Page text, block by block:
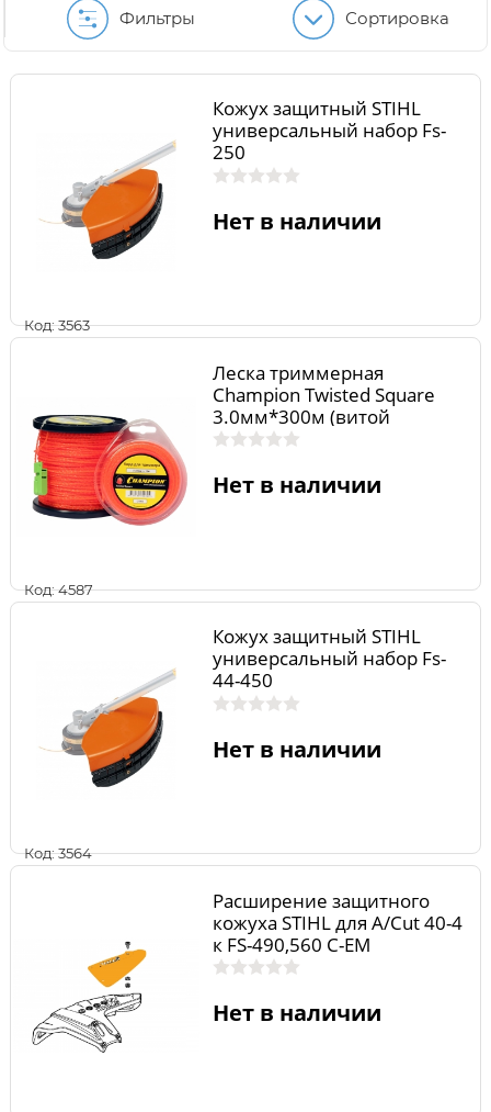
Фильтры Сортировка
Код: 3563
Кожух защитный STIHL
универсальный набор Fs-
250
Нет в наличии
Код: 4587
Леска триммерная
Champion Twisted Square
3.0мм*300м (витой
квадрат)
Нет в наличии
Код: 3564
Кожух защитный STIHL
универсальный набор Fs-
44-450
Нет в наличии
Расширение защитного
кожуха STIHL для A/Cut 40-4
к FS-490,560 C-EM
Нет в наличии